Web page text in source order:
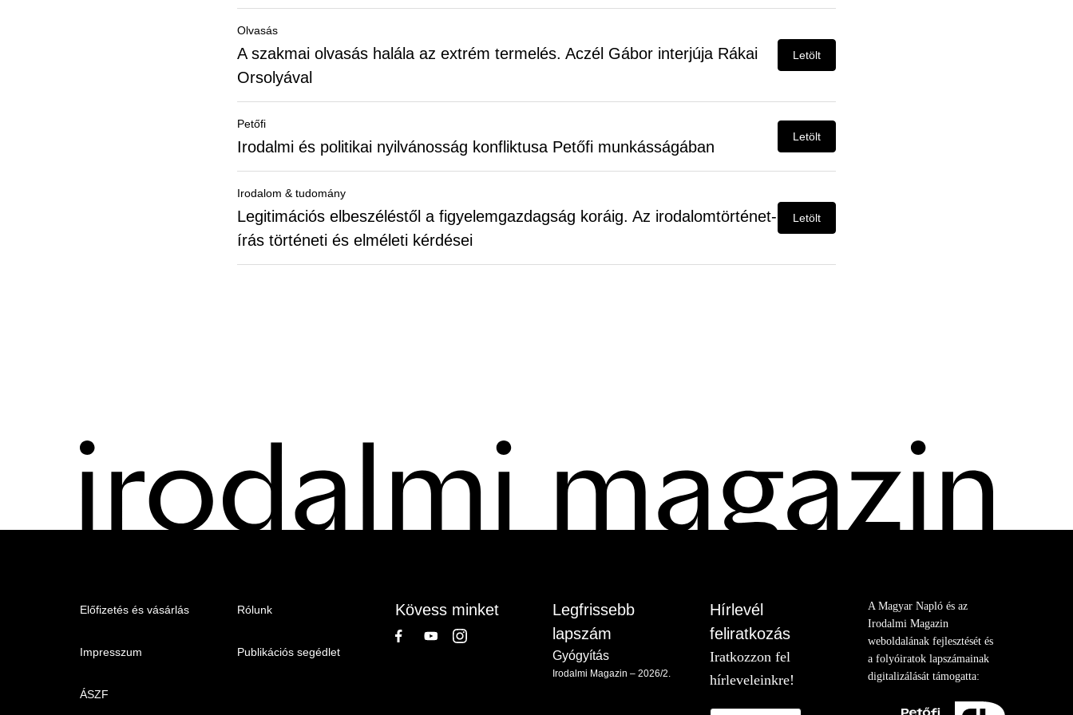
Olvasás
A szakmai olvasás halála az extrém termelés. Aczél Gábor interjúja Rákai
Orsolyával
Letölt
Petőfi
Irodalmi és politikai nyilvánosság konfliktusa Petőfi munkásságában
Letölt
Irodalom & tudomány
Legitimációs elbeszéléstől a figyelemgazdagság koráig. Az irodalomtörténet-
írás történeti és elméleti kérdései
Letölt
Menu
Irodalmi
Előfizetés és vásárlás
Impresszum
ÁSZF
Rólunk
Publikációs segédlet
Kövess minket
Legfrissebb
lapszám
Gyógyítás
Irodalmi Magazin – 2026/2.
Hírlevél
feliratkozás
Iratkozzon fel
hírleveleinkre!
A Magyar Napló és az
Irodalmi Magazin
weboldalának fejlesztését és
a folyóiratok lapszámainak
digitalizálását támogatta: